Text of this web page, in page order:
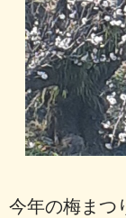
今年の梅まつ